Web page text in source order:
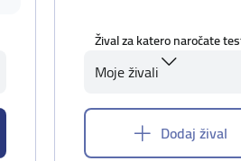
Žival za katero naročate
Moje živali
Dodaj žival